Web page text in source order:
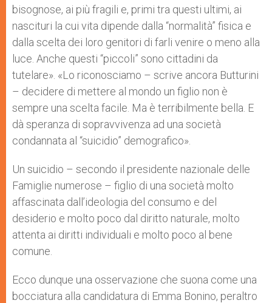
bisognose, ai più fragili e, primi tra questi ultimi, ai
nascituri la cui vita dipende dalla “normalità” fisica e
dalla scelta dei loro genitori di farli venire o meno alla
luce. Anche questi “piccoli” sono cittadini da
tutelare». «Lo riconosciamo – scrive ancora Butturini
– decidere di mettere al mondo un figlio non è
sempre una scelta facile. Ma è terribilmente bella. E
dà speranza di sopravvivenza ad una società
condannata al “suicidio” demografico».
Un suicidio – secondo il presidente nazionale delle
Famiglie numerose – figlio di una società molto
affascinata dall’ideologia del consumo e del
desiderio e molto poco dal diritto naturale, molto
attenta ai diritti individuali e molto poco al bene
comune.
Ecco dunque una osservazione che suona come una
bocciatura alla candidatura di Emma Bonino, peraltro